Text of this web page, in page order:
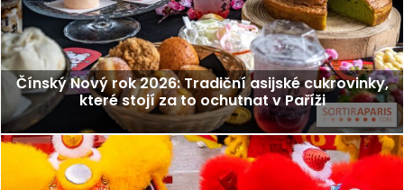
Čínský Nový rok 2026: Tradiční asijské cukrovinky,
které stojí za to ochutnat v Paříži